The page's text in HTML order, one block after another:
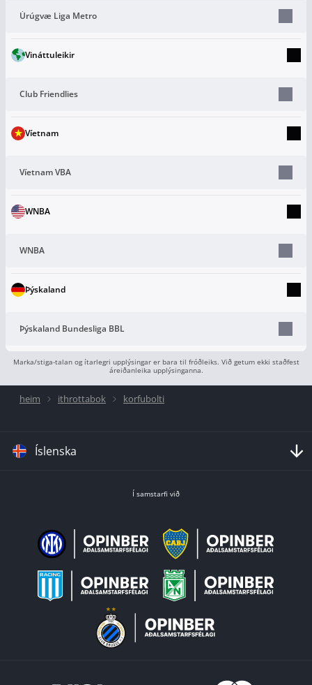
Úrúgvæ Liga Metro
Vináttuleikir
Club Friendlies
Víetnam
Víetnam VBA
WNBA
WNBA
Þýskaland
Þýskaland Bundesliga BBL
Marka/stiga-talan og ítarlegri upplýsingar er bara til fróðleiks. Við getum ekki staðfest
áreiðanleika upplýsinganna.
heim ithrottabok korfubolti
Íslenska
Í samstarfi við